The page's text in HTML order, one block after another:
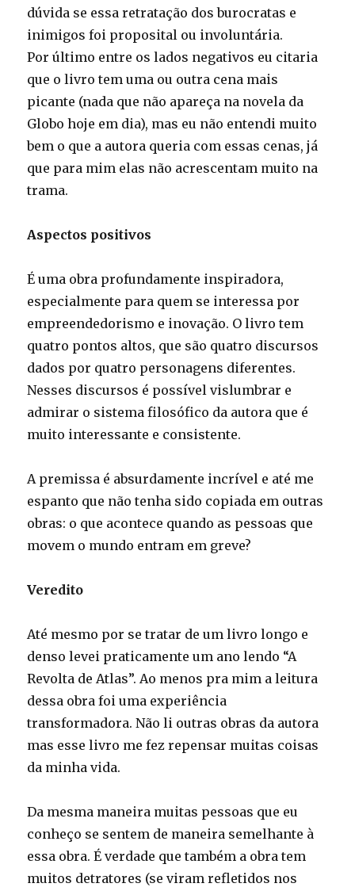
dúvida se essa retratação dos burocratas e
inimigos foi proposital ou involuntária.
Por último entre os lados negativos eu citaria
que o livro tem uma ou outra cena mais
picante (nada que não apareça na novela da
Globo hoje em dia), mas eu não entendi muito
bem o que a autora queria com essas cenas, já
que para mim elas não acrescentam muito na
trama.
Aspectos positivos
É uma obra profundamente inspiradora,
especialmente para quem se interessa por
empreendedorismo e inovação. O livro tem
quatro pontos altos, que são quatro discursos
dados por quatro personagens diferentes.
Nesses discursos é possível vislumbrar e
admirar o sistema filosófico da autora que é
muito interessante e consistente.
A premissa é absurdamente incrível e até me
espanto que não tenha sido copiada em outras
obras: o que acontece quando as pessoas que
movem o mundo entram em greve?
Veredito
Até mesmo por se tratar de um livro longo e
denso levei praticamente um ano lendo “A
Revolta de Atlas”. Ao menos pra mim a leitura
dessa obra foi uma experiência
transformadora. Não li outras obras da autora
mas esse livro me fez repensar muitas coisas
da minha vida.
Da mesma maneira muitas pessoas que eu
conheço se sentem de maneira semelhante à
essa obra. É verdade que também a obra tem
muitos detratores (se viram refletidos nos